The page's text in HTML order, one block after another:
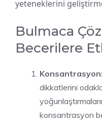
yeteneklerini
Bulmaca
Becerilere
Konsantrasyon:
dikkatlerini
konsantrasyon